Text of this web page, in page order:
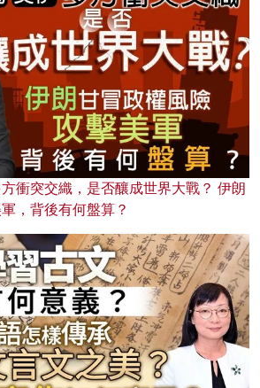
衝突交織，是否釀成世界大戰？ 伊朗
，背後有何盤算？